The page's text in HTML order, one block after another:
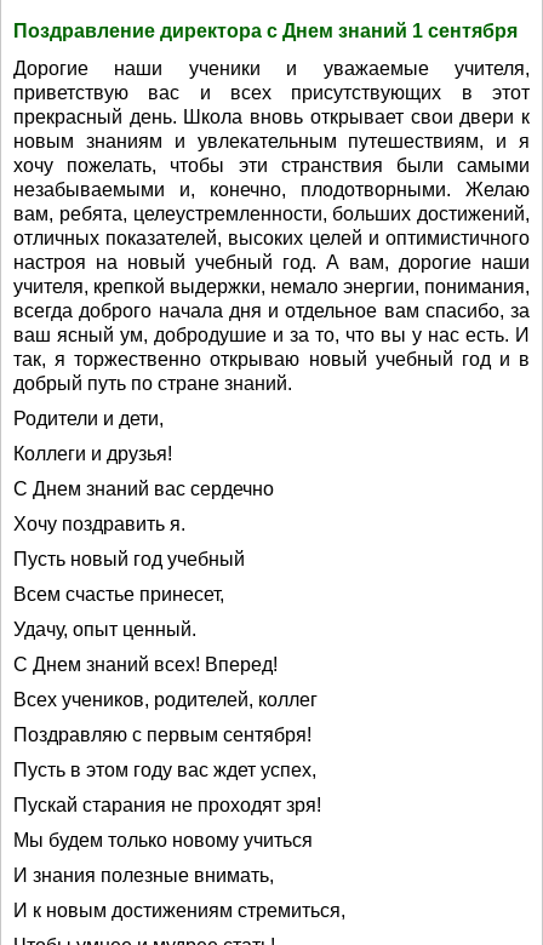
Поздравление директора с Днем знаний 1 сентября
Дорогие наши ученики и уважаемые учителя,
приветствую вас и всех присутствующих в этот
прекрасный день. Школа вновь открывает свои двери к
новым знаниям и увлекательным путешествиям, и я
хочу пожелать, чтобы эти странствия были самыми
незабываемыми и, конечно, плодотворными. Желаю
вам, ребята, целеустремленности, больших достижений,
отличных показателей, высоких целей и оптимистичного
настроя на новый учебный год. А вам, дорогие наши
учителя, крепкой выдержки, немало энергии, понимания,
всегда доброго начала дня и отдельное вам спасибо, за
ваш ясный ум, добродушие и за то, что вы у нас есть. И
так, я торжественно открываю новый учебный год и в
добрый путь по стране знаний.
Родители и дети,
Коллеги и друзья!
С Днем знаний вас сердечно
Хочу поздравить я.
Пусть новый год учебный
Всем счастье принесет,
Удачу, опыт ценный.
С Днем знаний всех! Вперед!
Всех учеников, родителей, коллег
Поздравляю с первым сентября!
Пусть в этом году вас ждет успех,
Пускай старания не проходят зря!
Мы будем только новому учиться
И знания полезные внимать,
И к новым достижениям стремиться,